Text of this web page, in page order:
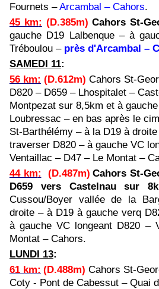
Fournets –Arcambal – Cahors.
45 km: (D.385m)Cahors St-
gauche D19 Lalbenque – à
Tréboulou – près d'Arcambal –
SAMEDI 11:
56 km: (D.612m) Cahors St-
D820 – D659 – Lhospitalet –
Montpezat sur 8,5km et à
Loubressac – en bas après le
St-Barthélémy – à la D19 à
traverser D820 – à gauche VC
Ventaillac – D47 – Le Montat –
44 km: (D.487m) Cahors St-
D659 vers Castelnau sur
Cussou/Boyer vallée de la
droite – à D19 à gauche verq
à gauche VC longeant D820 –
Montat – Cahors.
LUNDI 13:
61 km: (D.488m) Cahors St-
Coty - Pont de Cabessut – Quai